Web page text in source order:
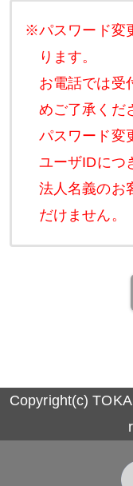
※パスワード変
ります。
お電話では受
めご了承くだ
パスワード変
ユーザIDにつ
法人名義のお
だけません。
Copyright(c)